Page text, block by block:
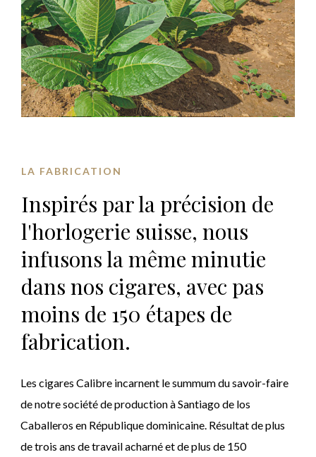
LA FABRICATION
Inspirés par la précision de
l'horlogerie suisse, nous
infusons la même minutie
dans nos cigares, avec pas
moins de 150 étapes de
fabrication.
Les cigares Calibre incarnent le summum du savoir-faire
de notre société de production à Santiago de los
Caballeros en République dominicaine. Résultat de plus
de trois ans de travail acharné et de plus de 150